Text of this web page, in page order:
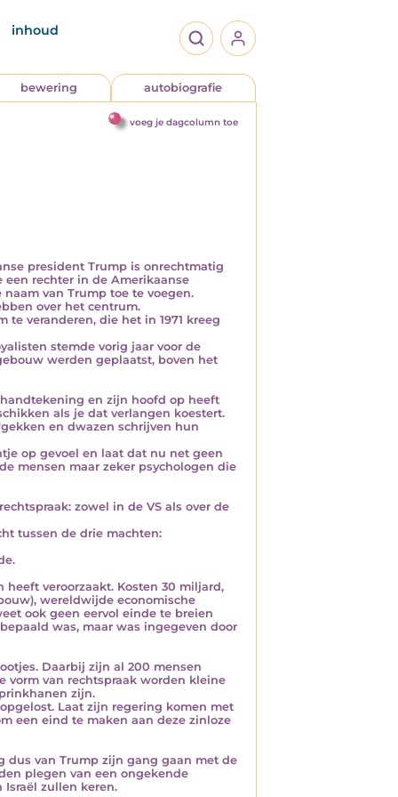
inhoud
bewering autobiografie
voeg je dagcolumn toe
president Trump is onrechtmatig
een rechter in de Amerikaanse
van Trump toe te voegen.
over het centrum.
veranderen, die het in 1971 kreeg
stemde vorig jaar voor de
werden geplaatst, boven het
en zijn hoofd op heeft
als je dat verlangen koestert.
en dwazen schrijven hun
op gevoel en laat dat nu net geen
mensen maar zeker psychologen die
zowel in de VS als over de
tussen de drie machten:
veroorzaakt. Kosten 30 miljard,
wereldwijde economische
ook geen eervol einde te breien
was, maar was ingegeven door
Daarbij zijn al 200 mensen
vorm van rechtspraak worden kleine
zijn.
Laat zijn regering komen met
een eind te maken aan deze zinloze
dus van Trump zijn gang gaan met de
plegen van een ongekende
zullen keren.